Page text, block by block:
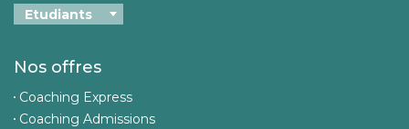
Nos offres
Coaching Express
Coaching Admissions